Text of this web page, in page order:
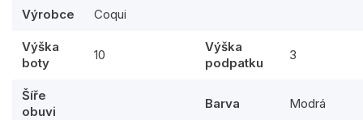
Výrobce Coqui
Výška
boty
10
Výška
podpatku
3
Šíře
obuvi
Barva Modrá